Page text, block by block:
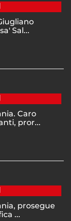
Sal...
Caro
pror...
prosegue
...